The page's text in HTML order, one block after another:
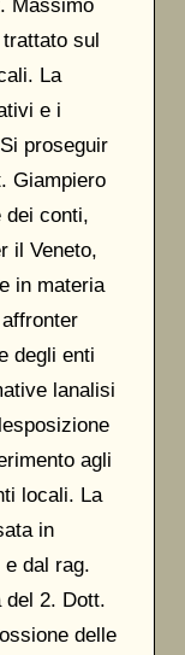
Massimo
sul
La
e i
proseguir
Giampiero
dei conti,
il Veneto,
in materia
degli enti
lanalisi
agli
locali. La
in
dal rag.
del 2. Dott.
delle